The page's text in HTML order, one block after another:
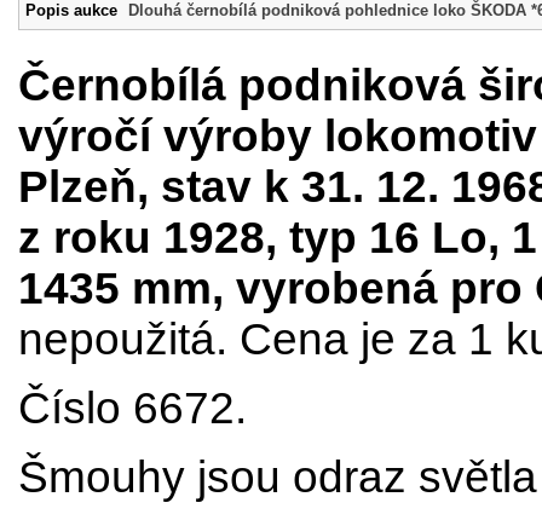
Popis aukce Dlouhá černobílá podniková pohlednice loko ŠKODA
Černobílá podniková
výročí výroby
Plzeň, stav k 31. 12.
z roku 1928, typ 16 Lo,
1435 mm, vyrobená
nepoužitá. Cena je za 1
Číslo 6672.
Šmouhy jsou odraz